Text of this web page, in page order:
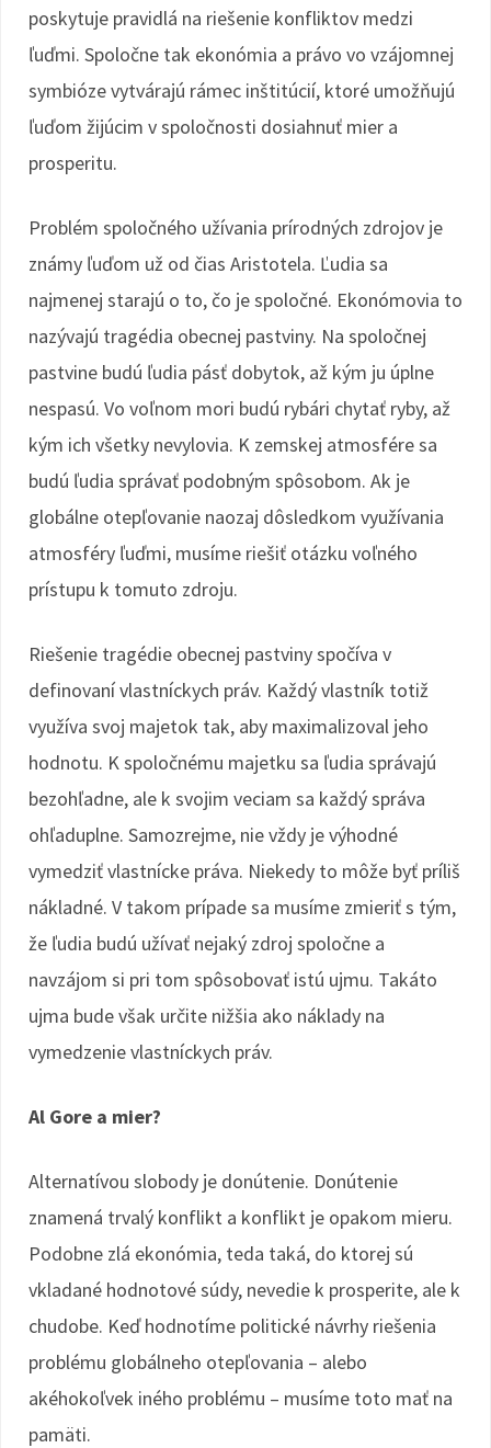
poskytuje pravidlá na riešenie konfliktov medzi
ľuďmi. Spoločne tak ekonómia a právo vo vzájomnej
symbióze vytvárajú rámec inštitúcií, ktoré umožňujú
ľuďom žijúcim v spoločnosti dosiahnuť mier a
prosperitu.
Problém spoločného užívania prírodných zdrojov je
známy ľuďom už od čias Aristotela. Ľudia sa
najmenej starajú o to, čo je spoločné. Ekonómovia to
nazývajú tragédia obecnej pastviny. Na spoločnej
pastvine budú ľudia pásť dobytok, až kým ju úplne
nespasú. Vo voľnom mori budú rybári chytať ryby, až
kým ich všetky nevylovia. K zemskej atmosfére sa
budú ľudia správať podobným spôsobom. Ak je
globálne otepľovanie naozaj dôsledkom využívania
atmosféry ľuďmi, musíme riešiť otázku voľného
prístupu k tomuto zdroju.
Riešenie tragédie obecnej pastviny spočíva v
definovaní vlastníckych práv. Každý vlastník totiž
využíva svoj majetok tak, aby maximalizoval jeho
hodnotu. K spoločnému majetku sa ľudia správajú
bezohľadne, ale k svojim veciam sa každý správa
ohľaduplne. Samozrejme, nie vždy je výhodné
vymedziť vlastnícke práva. Niekedy to môže byť príliš
nákladné. V takom prípade sa musíme zmieriť s tým,
že ľudia budú užívať nejaký zdroj spoločne a
navzájom si pri tom spôsobovať istú ujmu. Takáto
ujma bude však určite nižšia ako náklady na
vymedzenie vlastníckych práv.
Al Gore a mier?
Alternatívou slobody je donútenie. Donútenie
znamená trvalý konflikt a konflikt je opakom mieru.
Podobne zlá ekonómia, teda taká, do ktorej sú
vkladané hodnotové súdy, nevedie k prosperite, ale k
chudobe. Keď hodnotíme politické návrhy riešenia
problému globálneho otepľovania – alebo
akéhokoľvek iného problému – musíme toto mať na
pamäti.